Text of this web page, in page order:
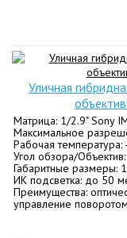
Уличная
Матрица: 1/2.9" Sony
Максимальное
Рабочая
Угол обзора/
Габаритные размеры:
ИК подсветка: до 50
Преимущества:
управление